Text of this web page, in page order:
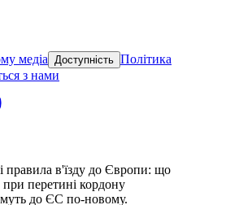
медіа Доступність Політика
з нами
правила в'їзду до Європи: що
при перетині кордону
до ЄС по-новому.